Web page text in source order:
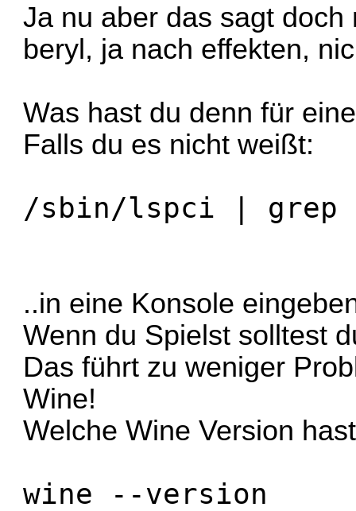
Ja nu aber das sagt
beryl, ja nach effekten,
Was hast du denn für
Falls du es nicht weißt:
/sbin/lspci | grep
..in eine Konsole
Wenn du Spielst solltest
Das führt zu weniger
Wine!
Welche Wine Version
wine --version